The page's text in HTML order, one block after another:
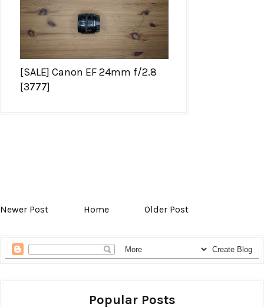
[SALE] Canon EF 24mm f/2.8
[3777]
Newer Post Home Older Post
Popular Posts